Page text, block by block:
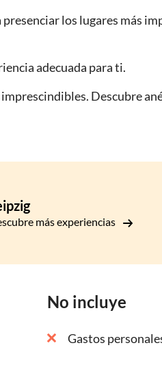
los lugares más
adecuada para ti.
Descubre
más experiencias
No incluye
Gastos